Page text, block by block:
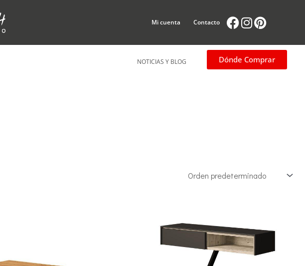
Mi cuenta Contacto Facebook
Instagram
NOTICIAS Y BLOG Dónde Comprar